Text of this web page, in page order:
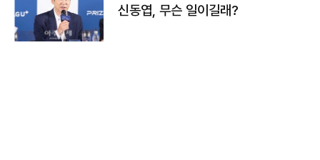
신동엽, 무슨 일이길래?